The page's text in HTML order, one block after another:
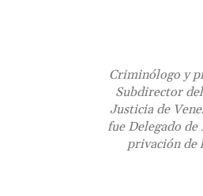
Criminólogo y
Subdirector
Justicia de
fue Delegado
privación de